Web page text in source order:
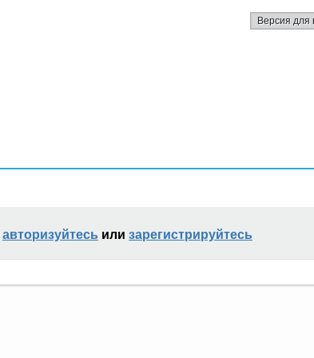
Версия для
авторизуйтесь или зарегистрируйтесь